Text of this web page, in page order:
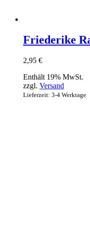
Friederike
2,95 €
Enthält 19% MwSt.
zzgl. Versand
Lieferzeit: 3-4 Werktage